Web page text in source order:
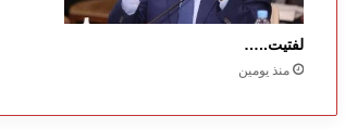
لفتيت..…
منذ يومين